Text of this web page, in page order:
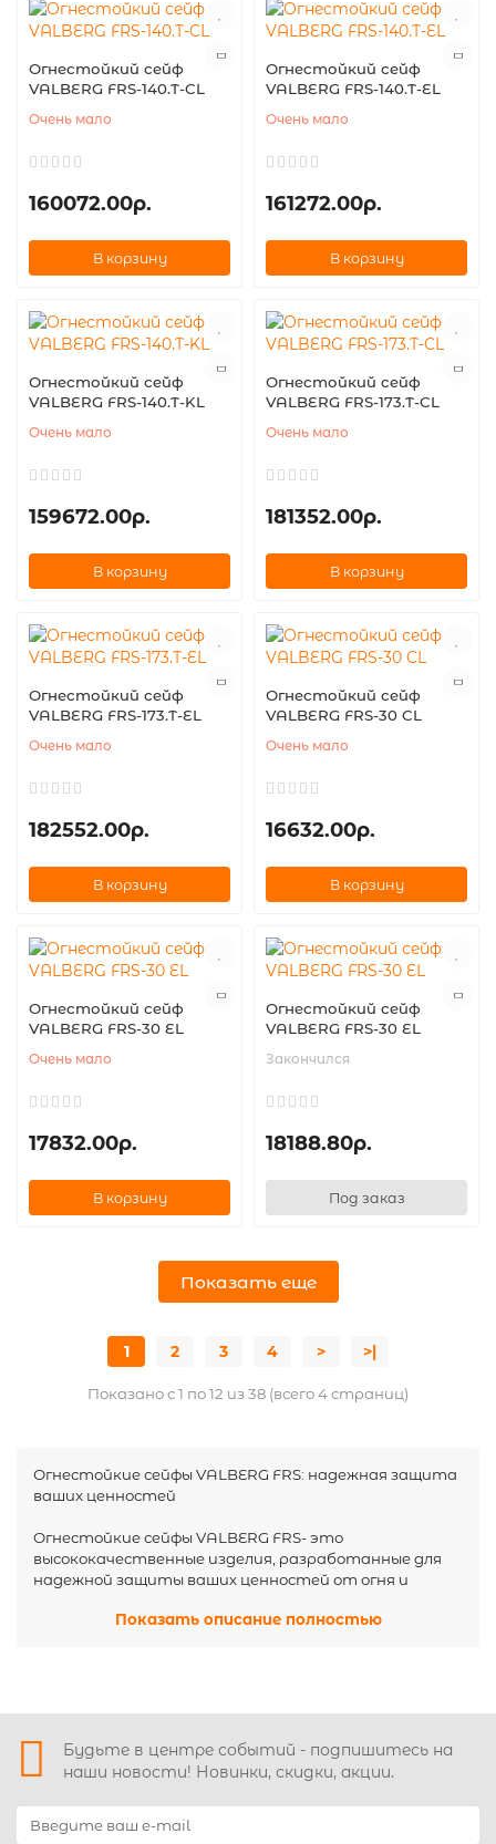
Огнестойкий сейф
VALBERG FRS-140.T-CL
Очень мало
160072.00р.
В корзину
Огнестойкий сейф
VALBERG FRS-140.T-EL
Очень мало
161272.00р.
В корзину
Огнестойкий сейф
VALBERG FRS-140.T-KL
Очень мало
159672.00р.
В корзину
Огнестойкий сейф
VALBERG FRS-173.T-CL
Очень мало
181352.00р.
В корзину
Огнестойкий сейф
VALBERG FRS-173.T-EL
Очень мало
182552.00р.
В корзину
Огнестойкий сейф
VALBERG FRS-30 CL
Очень мало
16632.00р.
В корзину
Огнестойкий сейф
VALBERG FRS-30 EL
Очень мало
17832.00р.
В корзину
Огнестойкий сейф
VALBERG FRS-30 EL
Закончился
18188.80р.
Под заказ
Показать еще
1 2 3 4 > >|
Показано с 1 по 12 из 38 (всего 4 страниц)
Огнестойкие сейфы VALBERG FRS: надежная защита
ваших ценностей
Огнестойкие сейфы VALBERG FRS- это
высококачественные изделия, разработанные для
надежной защиты ваших ценностей от огня и
течение определенного времени.
Прочная конструкция:Изготовлены из
дверью, обеспечивая максимальную защиту от
взлома.
Показать описание полностью
Показать описание полностью
Будьте в центре событий - подпишитесь на
наши новости! Новинки, скидки, акции.